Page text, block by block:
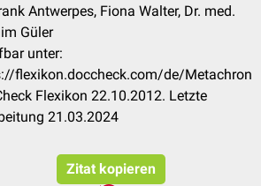
Antwerpes, Fiona Walter, Dr. med.
Güler
unter:
flexikon.doccheck.com/de/Metachron
Flexikon 22.10.2012. Letzte
21.03.2024
Zitat kopieren